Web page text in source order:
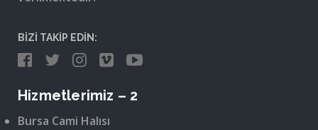
BİZİ TAKİP EDİN:
Hizmetlerimiz – 2
Bursa Cami Halısı